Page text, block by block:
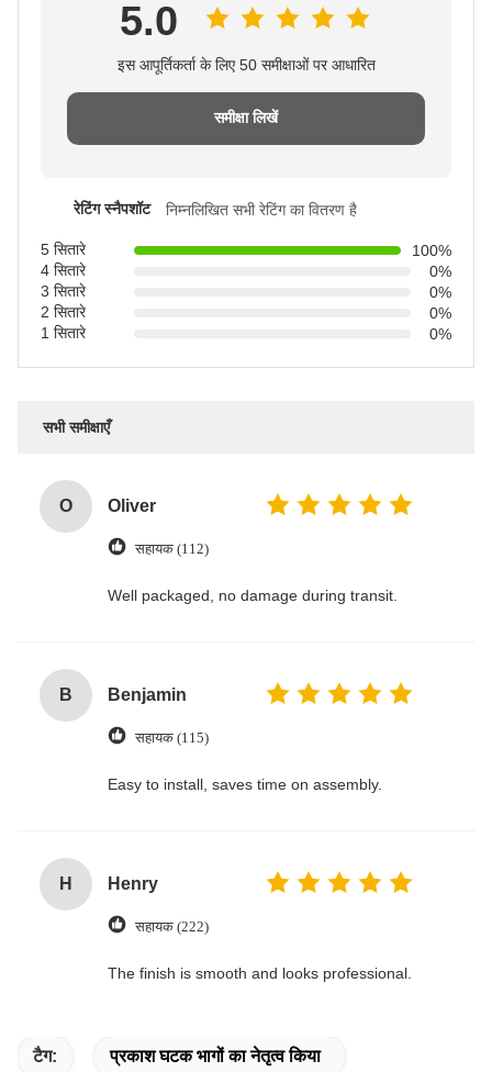
5.0
इस आपूर्तिकर्ता के लिए 50 समीक्षाओं पर आधारित
समीक्षा लिखें
रेटिंग स्नैपशॉट निम्नलिखित सभी रेटिंग का वितरण है
5 सितारे
100%
4 सितारे
0%
3 सितारे
0%
2 सितारे
0%
1 सितारे
0%
सभी समीक्षाएँ
O Oliver
सहायक (112)
Well packaged, no damage during transit.
B Benjamin
सहायक (115)
Easy to install, saves time on assembly.
H Henry
सहायक (222)
The finish is smooth and looks professional.
टैग: प्रकाश घटक भागों का नेतृत्व किया